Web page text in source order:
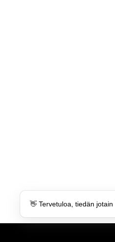
👋 Tervetuloa, tiedän